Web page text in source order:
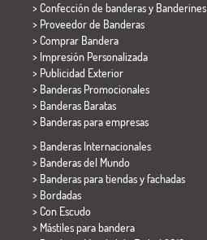
> Confección de banderas y Banderines
> Proveedor de Banderas
> Comprar Bandera
> Impresión Personalizada
> Publicidad Exterior
> Banderas Promocionales
> Banderas Baratas
> Banderas para empresas
> Banderas Internacionales
> Banderas del Mundo
> Banderas para tiendas y fachadas
> Bordadas
> Con Escudo
> Mástiles para bandera